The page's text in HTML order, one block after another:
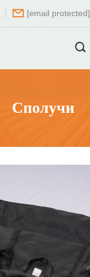
[email protected]
Сполучи